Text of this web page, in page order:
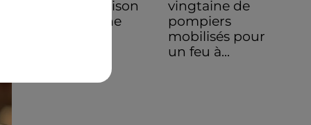
ouvre sa saison
en Bretagne
vingtaine de
pompiers
mobilisés pour
un feu à...